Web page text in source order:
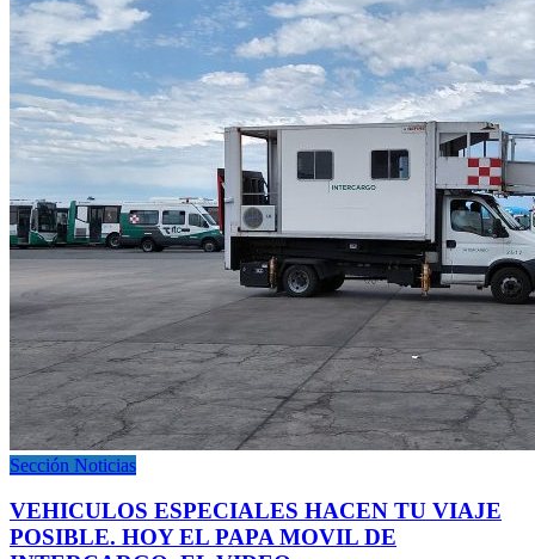
Sección Noticias
VEHICULOS ESPECIALES HACEN TU VIAJE
POSIBLE. HOY EL PAPA MOVIL DE